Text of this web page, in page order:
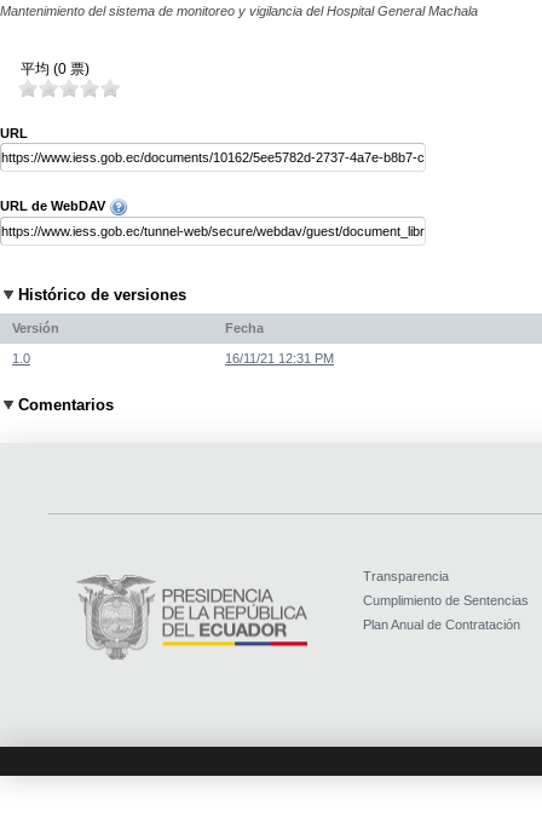
Mantenimiento del sistema de monitoreo y vigilancia del Hospital General Machala
平均 (0 票)
URL
URL de WebDAV
Histórico de versiones
Versión Fecha
1.0 16/11/21 12:31 PM
Comentarios
Transparencia
Cumplimiento de Sentencias
Plan Anual de Contratación